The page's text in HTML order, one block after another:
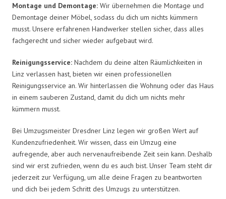
Montage und Demontage: Wir übernehmen die Montage und
Demontage deiner Möbel, sodass du dich um nichts kümmern
musst. Unsere erfahrenen Handwerker stellen sicher, dass alles
fachgerecht und sicher wieder aufgebaut wird.
Reinigungsservice: Nachdem du deine alten Räumlichkeiten in
Linz verlassen hast, bieten wir einen professionellen
Reinigungsservice an. Wir hinterlassen die Wohnung oder das Haus
in einem sauberen Zustand, damit du dich um nichts mehr
kümmern musst.
Bei Umzugsmeister Dresdner Linz legen wir großen Wert auf
Kundenzufriedenheit. Wir wissen, dass ein Umzug eine
aufregende, aber auch nervenaufreibende Zeit sein kann. Deshalb
sind wir erst zufrieden, wenn du es auch bist. Unser Team steht dir
jederzeit zur Verfügung, um alle deine Fragen zu beantworten
und dich bei jedem Schritt des Umzugs zu unterstützen.